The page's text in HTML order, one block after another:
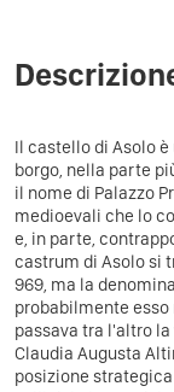
Il castello di Asolo
borgo, nella parte
il nome di Palazzo
medioevali che lo
e, in parte,
castrum di Asolo si
969, ma la
probabilmente
passava tra l'altro
Claudia Augusta
posizione